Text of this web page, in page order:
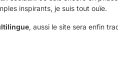
inspirants, je suis tout ouïe.
, aussi le site sera enfin